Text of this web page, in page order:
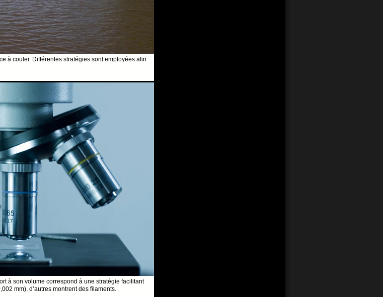
à couler. Différentes stratégies sont employées afin
à son volume correspond à une stratégie facilitant
mm), d’autres montrent des filaments.